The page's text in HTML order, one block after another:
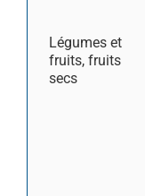
Légumes et
fruits, fruits
secs